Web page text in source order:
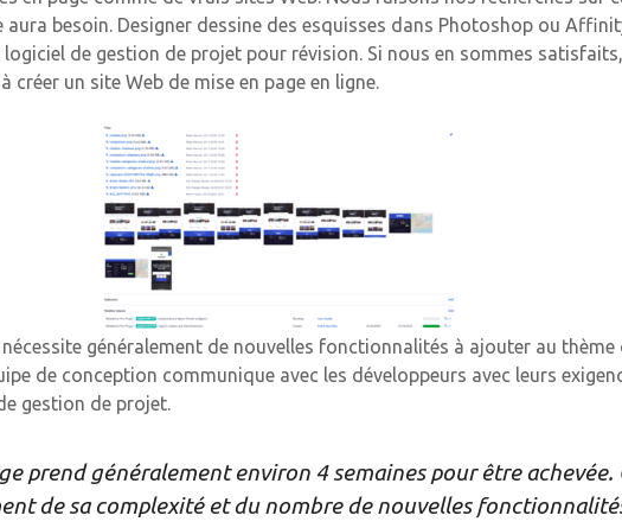
besoin. Designer dessine des esquisses dans Photoshop ou
logiciel de gestion de projet pour révision. Si nous en sommes
créer un site Web de mise en page en ligne.
nécessite généralement de nouvelles fonctionnalités à ajouter au thème
de conception communique avec les développeurs avec leurs
gestion de projet.
prend généralement environ 4 semaines pour être achevée.
de sa complexité et du nombre de nouvelles